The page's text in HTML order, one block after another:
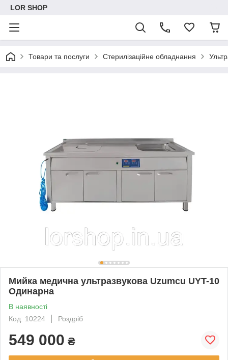
LOR SHOP
Товари та послуги Стерилізаційне обладнання
Мийка медична ультразвукова Uzumcu UYT-10
Одинарна
В наявності
Код: 10224
Роздріб
549 000 ₴